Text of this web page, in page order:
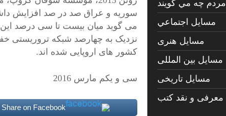
سوریه و عراق صد در صد افزایش
می گوید میان بیست تا سی درصد این
نزدیک به چهارصد شبکه تروریستی
کشور های اروپایی شده اند.
سی و یکم مارس 2016
Share on Facebook
مردم چه مي گويند
مسايل اجتماعي
مسايل هنری
مسایل بین المللی
مسایل تاریخی
معرفی و نقد کتب